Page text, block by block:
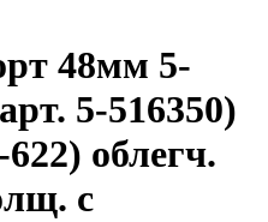
48мм 5-
5-516350)
облегч.
с